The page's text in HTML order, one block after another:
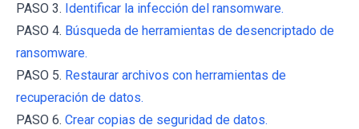
PASO 3. Identificar la infección del ransomware.
PASO 4. Búsqueda de herramientas de desencriptado de
ransomware.
PASO 5. Restaurar archivos con herramientas de
recuperación de datos.
PASO 6. Crear copias de seguridad de datos.